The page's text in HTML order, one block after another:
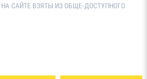
САЙТЕ ВЗЯТЫ ИЗ ОБЩЕ-ДОСТУПНОГО